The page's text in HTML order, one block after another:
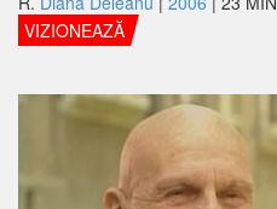
VIZIONEAZĂ